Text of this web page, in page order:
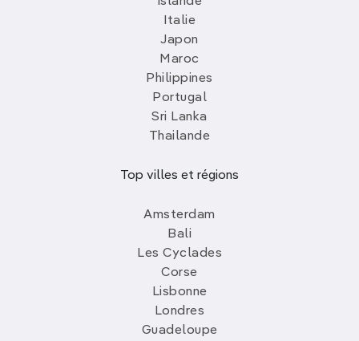
Italie
Japon
Maroc
Philippines
Portugal
Sri Lanka
Thailande
Top villes et régions
Amsterdam
Bali
Les Cyclades
Corse
Lisbonne
Londres
Guadeloupe